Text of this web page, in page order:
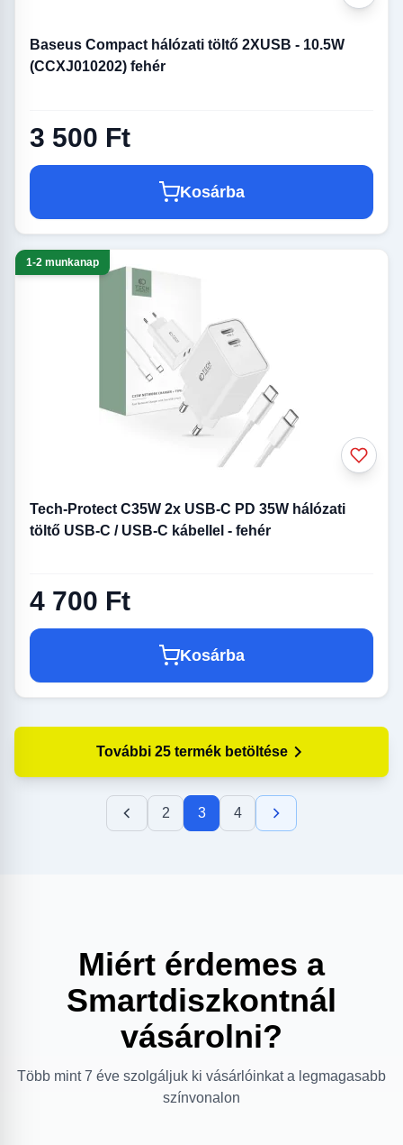
Baseus Compact hálózati töltő 2XUSB - 10.5W
(CCXJ010202) fehér
3 500 Ft
Kosárba
1-2 munkanap
Tech-Protect C35W 2x USB-C PD 35W hálózati
töltő USB-C / USB-C kábellel - fehér
4 700 Ft
Kosárba
További 25 termék betöltése
2 3 4
Miért érdemes a
Smartdiszkontnál
vásárolni?
Több mint 7 éve szolgáljuk ki vásárlóinkat a legmagasabb
színvonalon